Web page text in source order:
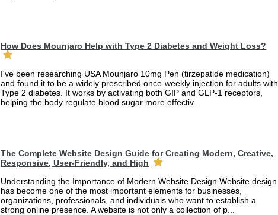
How Does Mounjaro Help with Type 2 Diabetes and Weight Loss?
I've been researching USA Mounjaro 10mg Pen (tirzepatide medication)
and found it to be a widely prescribed once-weekly injection for adults with
Type 2 diabetes. It works by activating both GIP and GLP-1 receptors,
helping the body regulate blood sugar more effectiv...
The Complete Website Design Guide for Creating Modern, Creative,
Responsive, User-Friendly, and High
Understanding the Importance of Modern Website Design Website design
has become one of the most important elements for businesses,
organizations, professionals, and individuals who want to establish a
strong online presence. A website is not only a collection of p...